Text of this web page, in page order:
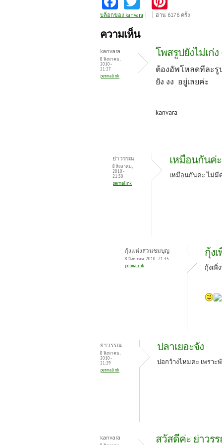
ce
b
o
o
k
w
itt
nt
es
t
บล็อกของ kanvara อ่าน 6176 ครั้ง
ความเห็น
kanvara
8 สิงหาคม,
2010 -
21:27
permalink
โพสรูปยังไม่เก่ง
ต้องอัพโหลดทีละรู
ยัง งง อยู่เลยค่ะ
kanvara
ย่าวรรณ
8 สิงหาคม,
2010 -
21:30
permalink
เหมือนกันค่ะ
เหมือนกันค่ะ ไม่มี
กุ้งแห่งสวนชมบุญ
8 สิงหาคม, 2010 - 21:35
permalink
กุ้ง
กุ้งเพิ่
ย่าวรรณ
8 สิงหาคม,
2010 -
21:29
permalink
ปลาเยอะจัง
บ่อกว้างไหมค่ะ เพรา
kanvara สวัสดีค่ะ ย่าวร